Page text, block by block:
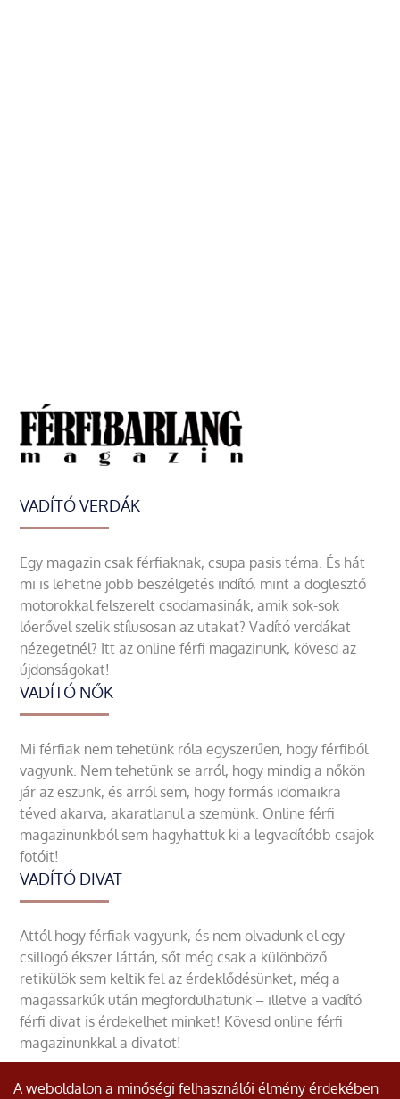
VADÍTÓ VERDÁK
Egy magazin csak férfiaknak, csupa pasis téma. És hát
mi is lehetne jobb beszélgetés indító, mint a döglesztő
motorokkal felszerelt csodamasinák, amik sok-sok
lóerővel szelik stílusosan az utakat? Vadító verdákat
nézegetnél? Itt az online férfi magazinunk, kövesd az
újdonságokat!
VADÍTÓ NŐK
Mi férfiak nem tehetünk róla egyszerűen, hogy férfiből
vagyunk. Nem tehetünk se arról, hogy mindig a nőkön
jár az eszünk, és arról sem, hogy formás idomaikra
téved akarva, akaratlanul a szemünk. Online férfi
magazinunkból sem hagyhattuk ki a legvadítóbb csajok
fotóit!
VADÍTÓ DIVAT
Attól hogy férfiak vagyunk, és nem olvadunk el egy
csillogó ékszer láttán, sőt még csak a különböző
retikülök sem keltik fel az érdeklődésünket, még a
magassarkúk után megfordulhatunk – illetve a vadító
férfi divat is érdekelhet minket! Kövesd online férfi
magazinunkkal a divatot!
A weboldalon a minőségi felhasználói élmény érdekében